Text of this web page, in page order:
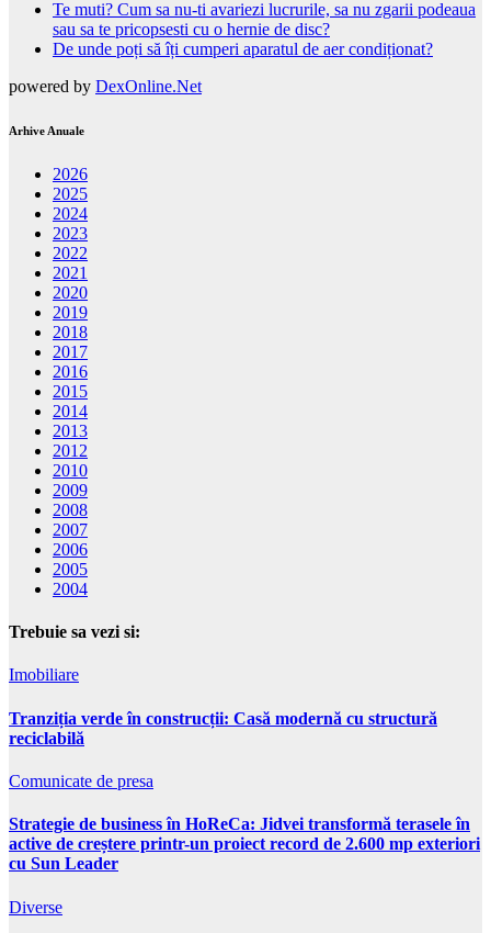
Te muti? Cum sa nu-ti avariezi lucrurile, sa nu zgarii podeaua
sau sa te pricopsesti cu o hernie de disc?
De unde poți să îți cumperi aparatul de aer condiționat?
powered by DexOnline.Net
Arhive Anuale
2026
2025
2024
2023
2022
2021
2020
2019
2018
2017
2016
2015
2014
2013
2012
2010
2009
2008
2007
2006
2005
2004
Trebuie sa vezi si:
Imobiliare
Tranziția verde în construcții: Casă modernă cu structură
reciclabilă
Comunicate de presa
Strategie de business în HoReCa: Jidvei transformă terasele în
active de creștere printr-un proiect record de 2.600 mp exteriori
cu Sun Leader
Diverse